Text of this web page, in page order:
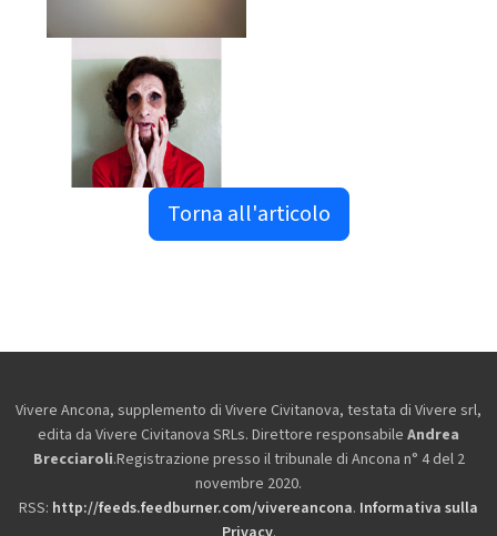
Torna all'articolo
Vivere Ancona, supplemento di Vivere Civitanova, testata di Vivere srl,
edita da Vivere Civitanova SRLs. Direttore responsabile Andrea
Brecciaroli.Registrazione presso il tribunale di Ancona n° 4 del 2
novembre 2020.
RSS: http://feeds.feedburner.com/vivereancona. Informativa sulla